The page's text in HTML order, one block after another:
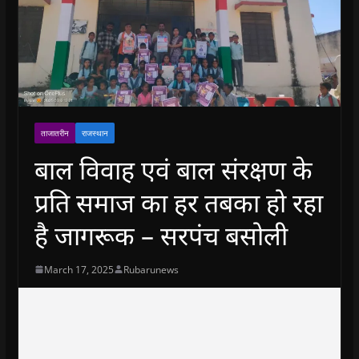
ताजातरीन राजस्थान
बाल विवाह एवं बाल संरक्षण के
प्रति समाज का हर तबका हो रहा
है जागरूक – सरपंच बसोली
March 17, 2025 Rubarunews